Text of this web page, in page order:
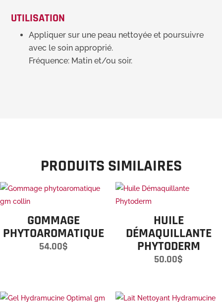
UTILISATION
Appliquer sur une peau nettoyée et poursuivre
avec le soin approprié.
Fréquence: Matin et/ou soir.
PRODUITS SIMILAIRES
GOMMAGE
PHYTOAROMATIQUE
54.00$
HUILE
DÉMAQUILLANTE
PHYTODERM
50.00$